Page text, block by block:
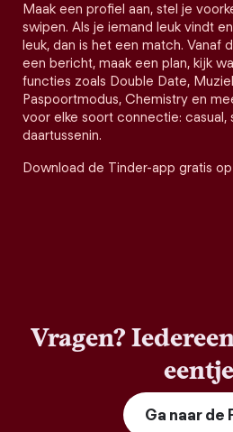
Maak een profiel aan, stel je
swipen. Als je iemand leuk vindt
leuk, dan is het een match. Vanaf
een bericht, maak een plan, kijk
functies zoals Double Date,
Paspoortmodus, Chemistry en
voor elke soort connectie: casual,
daartussenin.
Download de Tinder-app gratis
Vragen?
Ga naar de